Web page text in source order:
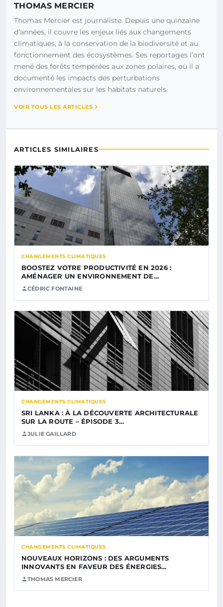
THOMAS MERCIER
Thomas Mercier est journaliste. Depuis une quinzaine
d’années, il couvre les enjeux liés aux changements
climatiques, à la conservation de la biodiversité et au
fonctionnement des écosystèmes. Ses reportages l’ont
mené des forêts tempérées aux zones polaires, où il a
documenté les impacts des perturbations
environnementales sur les habitats naturels.
VOIR TOUS LES ARTICLES
ARTICLES SIMILAIRES
CHANGEMENTS CLIMATIQUES
BOOSTEZ VOTRE PRODUCTIVITÉ EN 2026 :
AMÉNAGER UN ENVIRONNEMENT DE…
CÉDRIC FONTAINE
CHANGEMENTS CLIMATIQUES
SRI LANKA : À LA DÉCOUVERTE ARCHITECTURALE
SUR LA ROUTE – ÉPISODE 3…
JULIE GAILLARD
CHANGEMENTS CLIMATIQUES
NOUVEAUX HORIZONS : DES ARGUMENTS
INNOVANTS EN FAVEUR DES ÉNERGIES…
THOMAS MERCIER